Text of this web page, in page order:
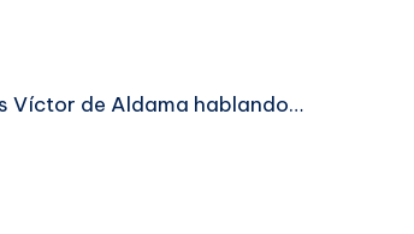
Víctor de Aldama hablando…